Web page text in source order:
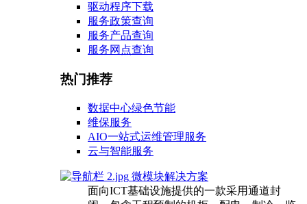
驱动程序下载
服务政策查询
服务产品查询
服务网点查询
热门推荐
数据中心绿色节能
维保服务
AIO一站式运维管理服务
云与智能服务
微模块解决方案
面向ICT基础设施提供的一款采用通道封